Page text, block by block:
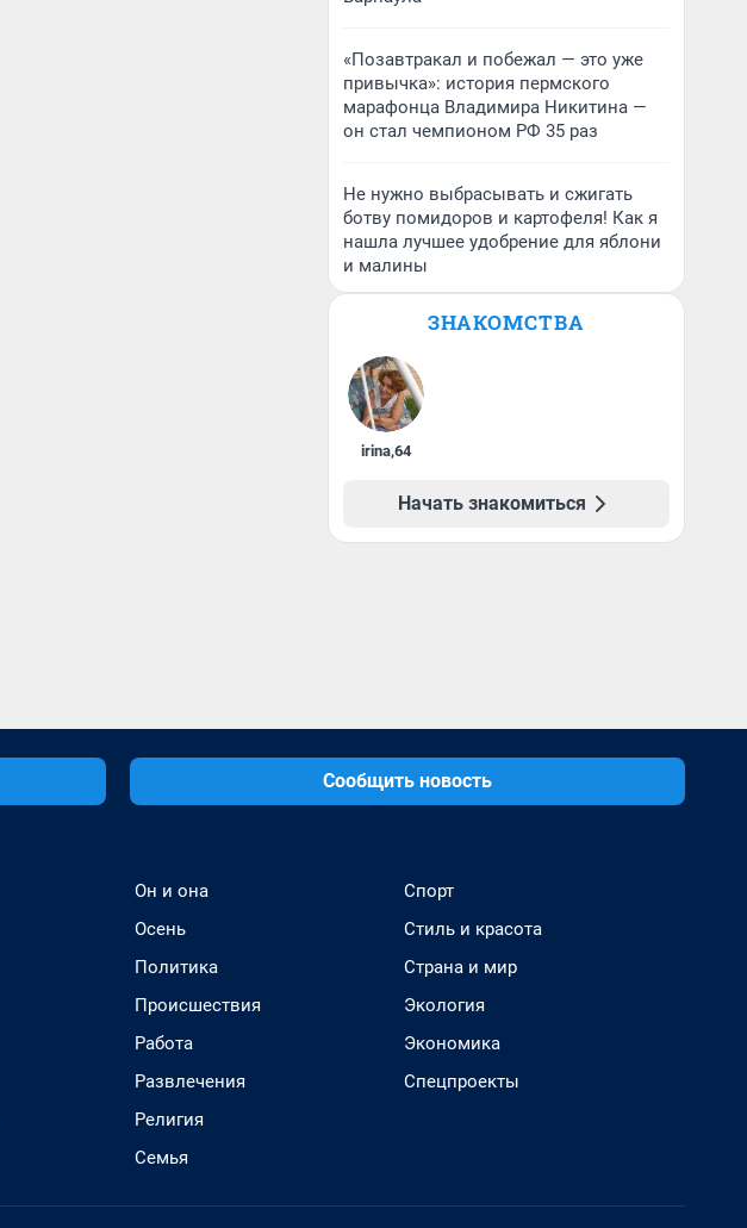
«Позавтракал и побежал — это уже
привычка»: история пермского
марафонца Владимира Никитина —
он стал чемпионом РФ 35 раз
Не нужно выбрасывать и сжигать
ботву помидоров и картофеля! Как я
нашла лучшее удобрение для яблони
и малины
ЗНАКОМСТВА
irina,64
Начать знакомиться
Сообщить новость
Он и она
Осень
Политика
Происшествия
Работа
Развлечения
Религия
Семья
Спорт
Стиль и красота
Страна и мир
Экология
Экономика
Спецпроекты